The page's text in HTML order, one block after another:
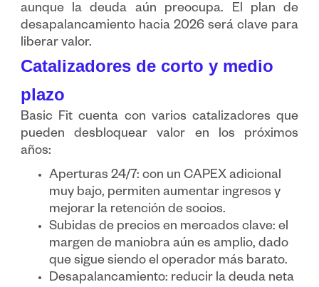
aunque la deuda aún preocupa. El plan de
desapalancamiento hacia 2026 será clave para
liberar valor.
Catalizadores de corto y medio
plazo
Basic Fit cuenta con varios catalizadores que
pueden desbloquear valor en los próximos
años:
Aperturas 24/7: con un CAPEX adicional
muy bajo, permiten aumentar ingresos y
mejorar la retención de socios.
Subidas de precios en mercados clave: el
margen de maniobra aún es amplio, dado
que sigue siendo el operador más barato.
Desapalancamiento: reducir la deuda neta